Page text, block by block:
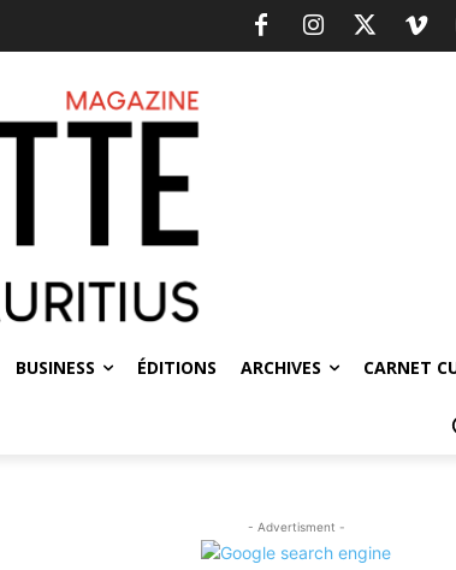
BUSINESS ÉDITIONS ARCHIVES CARNET
- Advertisment -